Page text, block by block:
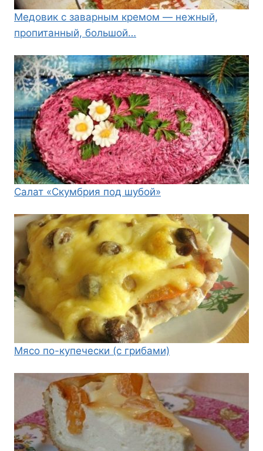
Медовик с заварным кремом — нежный,
пропитанный, большой…
Салат «Скумбрия под шубой»
Мясо по-купечески (с грибами)